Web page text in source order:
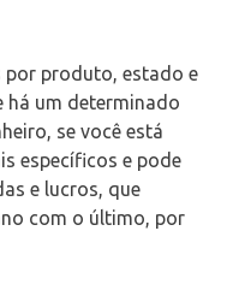
por produto, estado e
há um determinado
se você está
específicos e pode
e lucros, que
com o último, por